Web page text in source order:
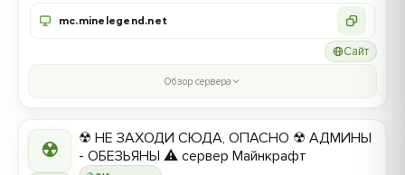
mc.minelegend.net
Сайт
Обзор сервера
☢
☢ НЕ ЗАХОДИ СЮДА, ОПАСНО ☢ АДМИНЫ
- ОБЕЗЬЯНЫ ⚠ сервер Майнкрафт